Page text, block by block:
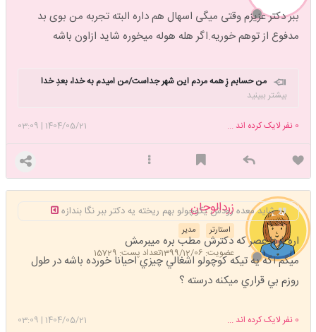
ببر دکتر عزیزم وقتی میگی اسهال هم داره البته تجربه من بوی بد
مدفوع از توهم خوریه.اگر هله هوله میخوره شاید ازاون باشه
من حسابم زِ همه مردم این شهر جداست/من امیدم به خدا، بعدِ خدا
هم به خداستبیشتر ببینید
1404/05/21
|
03:09 0 نفر لایک کرده اند ...
زردالوجان
مدیر استارتر
عضویت: 1399/12/06 تعداد پست: 15729
شاید معده رودش یکوچولو بهم ریخته یه دکتر ببر نگا بندازه
اره فردا عصر كه دكترش مطب بره ميبرمش
ميگم اگه يه تيكه كوچولو اشغالي چيزي احيانا خورده باشه در طول
روزم بي قراري ميكنه درسته ؟
1404/05/21
|
03:09 0 نفر لایک کرده اند ...